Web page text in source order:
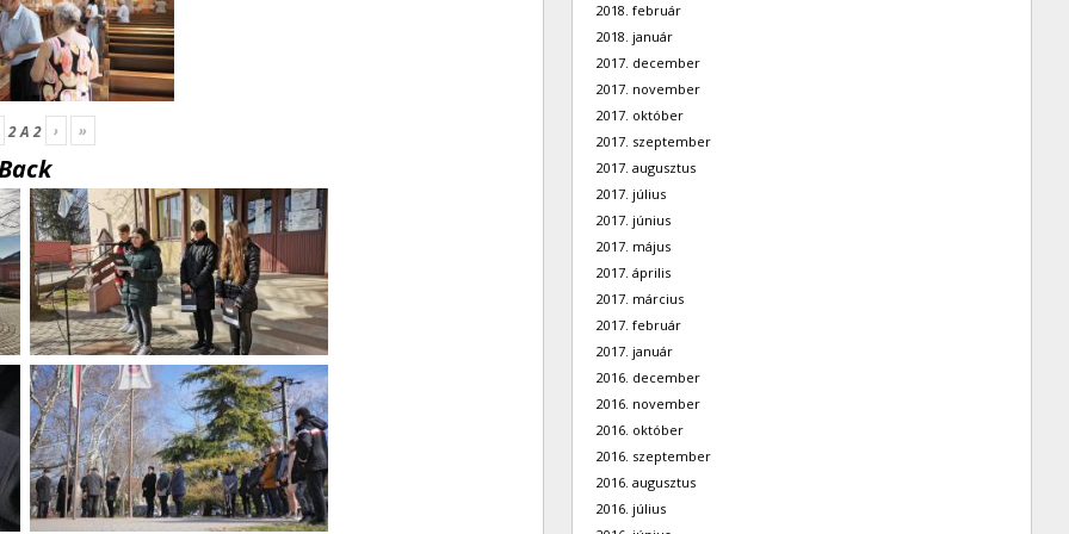
2A2 › »
2018. február
2018. január
2017. december
2017. november
2017. október
2017. szeptember
2017. augusztus
2017. július
2017. június
2017. május
2017. április
2017. március
2017. február
2017. január
2016. december
2016. november
2016. október
2016. szeptember
2016. augusztus
2016. július